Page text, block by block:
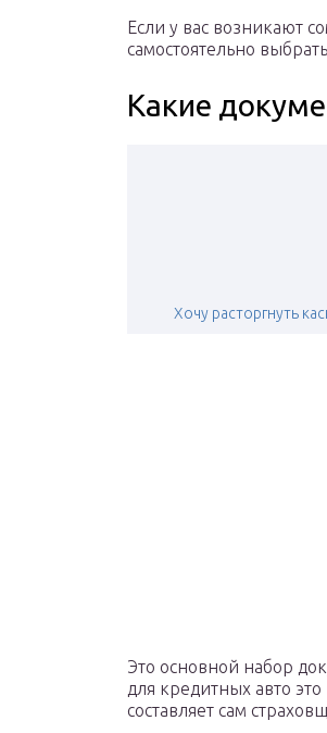
Если у вас возникают
самостоятельно
Какие
Хочу расторгнуть
Это основной набор
для кредитных авто
составляет сам